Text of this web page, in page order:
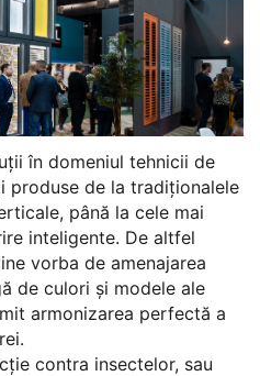
în domeniul tehnicii de
produse de la tradiționalele
până la cele mai
inteligente. De altfel
vorba de amenajarea
de culori și modele ale
armonizarea perfectă a
contra insectelor, sau